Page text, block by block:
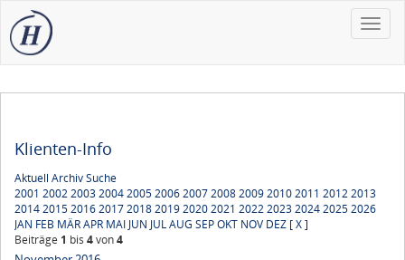
Toggle
Klienten-Info
Aktuell ArchivSuche
2001 2002200320042005200620072008200920102011 20122013
20142015201620172018201920202021 20222023202420252026
JAN FEB MÄRAPR MAI JUN JULAUG SEPOKT NOV DEZ [ X ]
Beiträge 1 bis 4von4